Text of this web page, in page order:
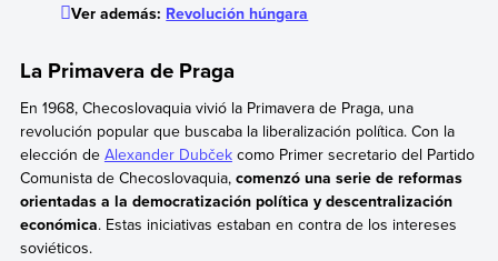
Ver además: Revolución húngara
La Primavera de Praga
En 1968, Checoslovaquia vivió la Primavera de Praga, una
revolución popular que buscaba la liberalización política. Con la
elección de Alexander Dubčekcomo Primer secretario del Partido
Comunista de Checoslovaquia, comenzó una serie de reformas
orientadas a la democratización política y descentralización
económica. Estas iniciativas estaban en contra de los intereses
soviéticos.